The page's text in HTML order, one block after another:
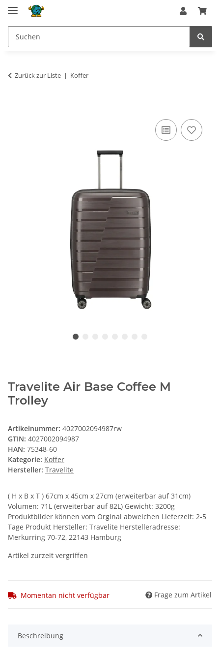
Zurück zur Liste Koffer
Travelite Air Base Coffee M
Trolley
Artikelnummer: 4027002094987rw
GTIN: 4027002094987
HAN: 75348-60
Kategorie: Koffer
Hersteller: Travelite
( H x B x T ) 67cm x 45cm x 27cm (erweiterbar auf 31cm)
Volumen: 71L (erweiterbar auf 82L) Gewicht: 3200g
Produktbilder können vom Orginal abweichen Lieferzeit: 2-5
Tage Produkt Hersteller: Travelite Herstelleradresse:
Merkurring 70-72, 22143 Hamburg
Artikel zurzeit vergriffen
Momentan nicht verfügbar Frage zum Artikel
Beschreibung